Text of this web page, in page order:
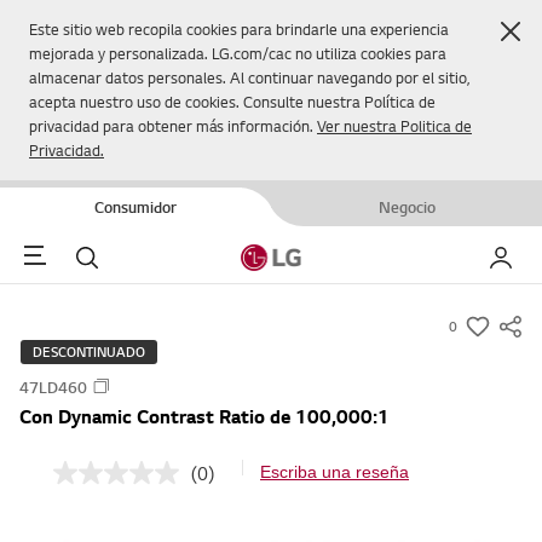
Este sitio web recopila cookies para brindarle una experiencia
mejorada y personalizada. LG.com/cac no utiliza cookies para
almacenar datos personales. Al continuar navegando por el sitio,
acepta nuestro uso de cookies. Consulte nuestra Política de
privacidad para obtener más información. Ver nuestra Politica de
Privacidad.
Consumidor Negocio
Menu Buscar Mi LG
0
s
DESCONTINUADO
47LD460
Con Dynamic Contrast Ratio de 100,000:1
S
(0) Escriba una reseña